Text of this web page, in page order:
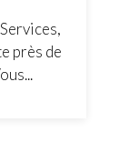
près de